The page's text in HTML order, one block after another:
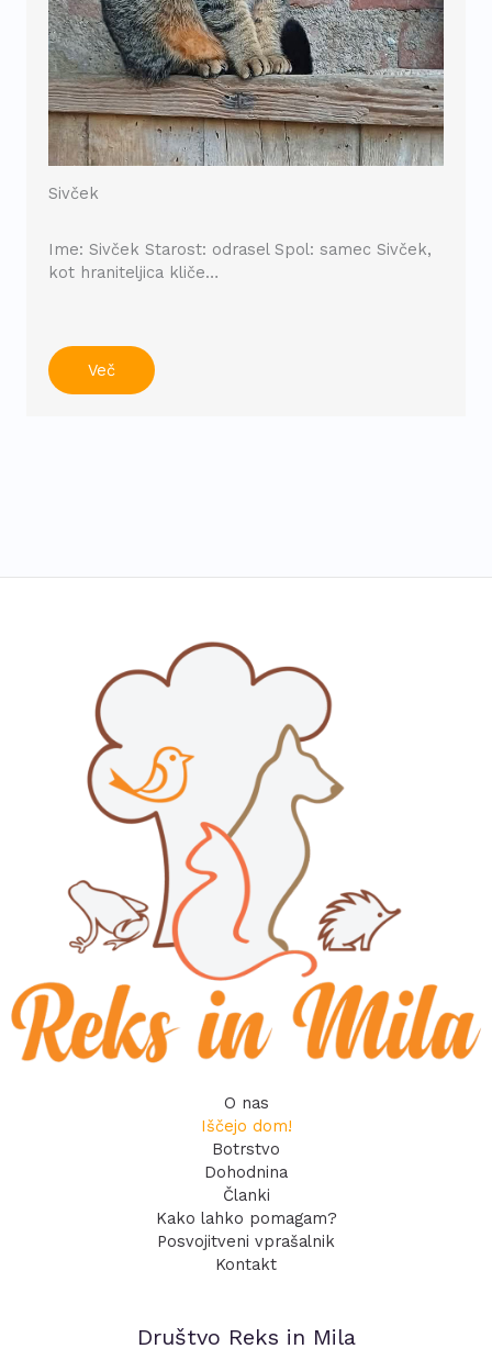
Sivček
Ime: Sivček Starost: odrasel Spol: samec Sivček,
kot hraniteljica kliče…
Več
O nas
Iščejo dom!
Botrstvo
Dohodnina
Članki
Kako lahko pomagam?
Posvojitveni vprašalnik
Kontakt
Društvo Reks in Mila